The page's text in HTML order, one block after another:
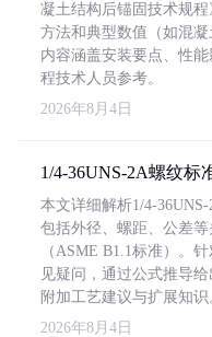
凝土结构后锚固技术规程
方法和典型数值（如混凝
内容涵盖安装要点、性
程技术人员参考。
2026年8月4日
1/4-36UNS-2A螺纹标
本文详细解析1/4-
包括外径、螺距、公差
（ASME B1.1标准）。
见疑问，通过公式推导
附加工艺建议与扩展知识
2026年8月4日